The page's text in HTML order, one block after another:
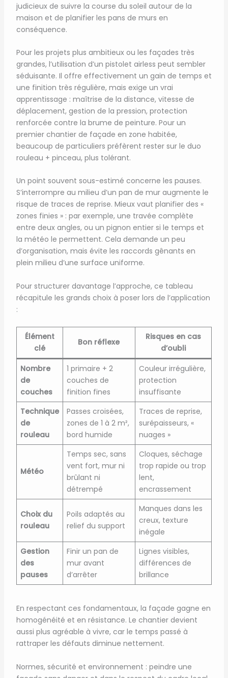
judicieux de suivre la course du soleil autour de la
maison et de planifier les pans de murs en
conséquence.
Pour les projets plus ambitieux ou les façades très
grandes, l’utilisation d’un pistolet airless peut sembler
séduisante. Il offre effectivement un gain de temps et
une finition très régulière, mais exige un vrai
apprentissage : maîtrise de la distance, vitesse de
déplacement, gestion de la pression, protection
renforcée contre la brume de peinture. Pour un
premier chantier de façade en zone habitée,
beaucoup de particuliers préfèrent rester sur le duo
rouleau + pinceau, plus tolérant.
Un point souvent sous-estimé concerne les pauses.
S’interrompre au milieu d’un pan de mur augmente le
risque de traces de reprise. Mieux vaut planifier des «
zones finies » : par exemple, une travée complète
entre deux angles, ou un pignon entier si le temps et
la météo le permettent. Cela demande un peu
d’organisation, mais évite les raccords gênants en
plein milieu d’une surface uniforme.
Pour structurer davantage l’approche, ce tableau
récapitule les grands choix à poser lors de l’application
:
Élément
clé
Bon réflexe
Risques en cas
d’oubli
Nombre
de
couches
1 primaire + 2
couches de
finition fines
Couleur irrégulière,
protection
insuffisante
Technique
de
rouleau
Passes croisées,
zones de 1 à 2 m²,
bord humide
Traces de reprise,
surépaisseurs, «
nuages »
Météo
Temps sec, sans
vent fort, mur ni
brûlant ni
détrempé
Cloques, séchage
trop rapide ou trop
lent,
encrassement
Choix du
rouleau
Poils adaptés au
relief du support
Manques dans les
creux, texture
inégale
Gestion
des
pauses
Finir un pan de
mur avant
d’arrêter
Lignes visibles,
différences de
brillance
En respectant ces fondamentaux, la façade gagne en
homogénéité et en résistance. Le chantier devient
aussi plus agréable à vivre, car le temps passé à
rattraper les défauts diminue nettement.
Normes, sécurité et environnement : peindre une